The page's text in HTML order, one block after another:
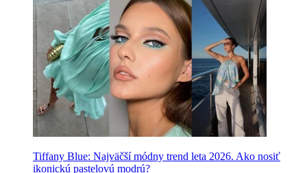
Tiffany Blue: Najväčší módny trend leta 2026. Ako nosiť
ikonickú pastelovú modrú?